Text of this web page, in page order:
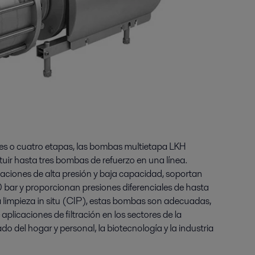
o cuatro etapas, las bombas multietapa LKH
hasta tres bombas de refuerzo en una línea.
de alta presión y baja capacidad, soportan
y proporcionan presiones diferenciales de hasta
in situ (CIP), estas bombas son adecuadas,
de filtración en los sectores de la
del hogar y personal, la biotecnología y la industria